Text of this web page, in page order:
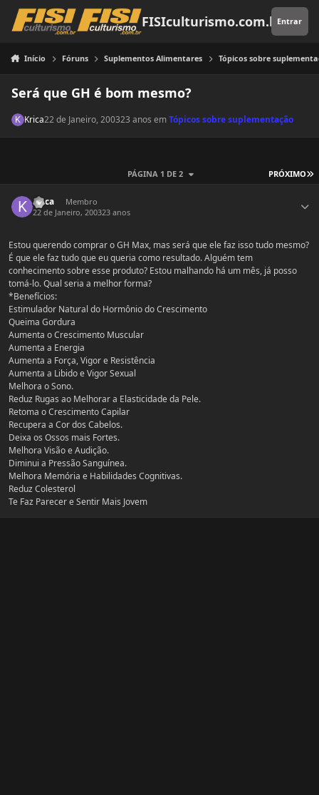
Pular para o conteúdo
FISIculturismo.com.brEntrar
Início Fóruns Suplementos Alimentares Tópicos sobre
Será que GH é bom mesmo?
Krica22 de Janeiro, 200323 anos emTópicos sobre suplementação
PRÓXIMO
PÁGINA 1 DE 2
Krica
Membro
22 de Janeiro, 200323 anos
Estou querendo comprar o GH Max, mas será que ele faz isso tudo mesmo?
É que ele faz tudo que eu queria como resultado. Alguém tem
conhecimento sobre esse produto? Estou malhando há um mês, já posso
tomá-lo. Qual seria a melhor forma?
*Benefícios:
Estimulador Natural do Hormônio do Crescimento
Queima Gordura
Aumenta o Crescimento Muscular
Aumenta a Energia
Aumenta a Força, Vigor e Resistência
Aumenta a Libido e Vigor Sexual
Melhora o Sono.
Reduz Rugas ao Melhorar a Elasticidade da Pele.
Retoma o Crescimento Capilar
Recupera a Cor dos Cabelos.
Deixa os Ossos mais Fortes.
Melhora Visão e Audição.
Diminui a Pressão Sanguínea.
Melhora Memória e Habilidades Cognitivas.
Reduz Colesterol
Te Faz Parecer e Sentir Mais Jovem